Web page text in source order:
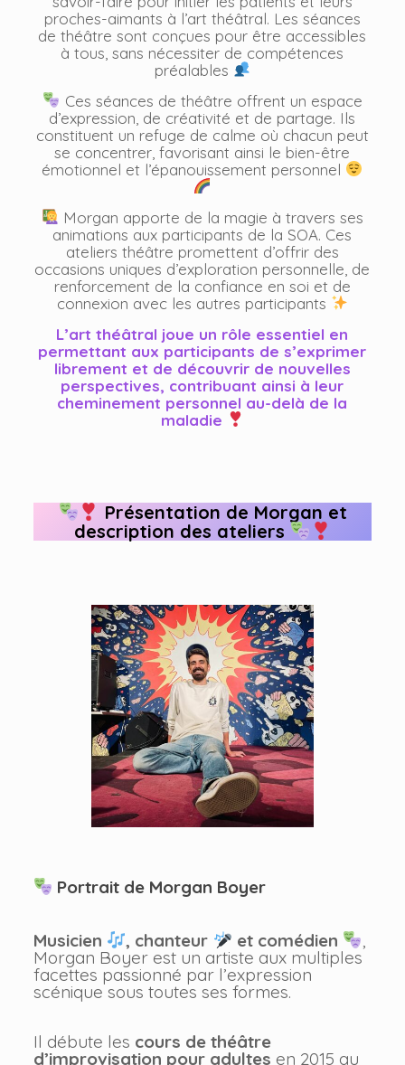
proches-aimants à l’art théâtral. Les séances
de théâtre sont conçues pour être accessibles
à tous, sans nécessiter de compétences
préalables
Ces séances de théâtre offrent un espace
d’expression, de créativité et de partage. Ils
constituent un refuge de calme où chacun peut
se concentrer, favorisant ainsi le bien-être
émotionnel et l’épanouissement personnel
Morgan apporte de la magie à travers ses
animations aux participants de la SOA. Ces
ateliers théâtre promettent d’offrir des
occasions uniques d’exploration personnelle, de
renforcement de la confiance en soi et de
connexion avec les autres participants
L’art théâtral joue un rôle essentiel en
permettant aux participants de s’exprimer
librement et de découvrir de nouvelles
perspectives, contribuant ainsi à leur
cheminement personnel au-delà de la
maladie
Présentation de Morgan et
description des ateliers
Portrait de Morgan Boyer
Musicien , chanteur et comédien ,
Morgan Boyer est un artiste aux multiples
facettes passionné par l’expression
scénique sous toutes ses formes.
Il débute les cours de théâtre
d’improvisation pour adultes en 2015 au